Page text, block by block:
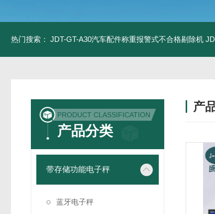
热门搜索： JDT-GT-A30汽车配件称重报警式不合格剔除机
PRODUCT CLASSIFICATION
产品分类
带存储功能电子秤
蓝牙电子秤
产